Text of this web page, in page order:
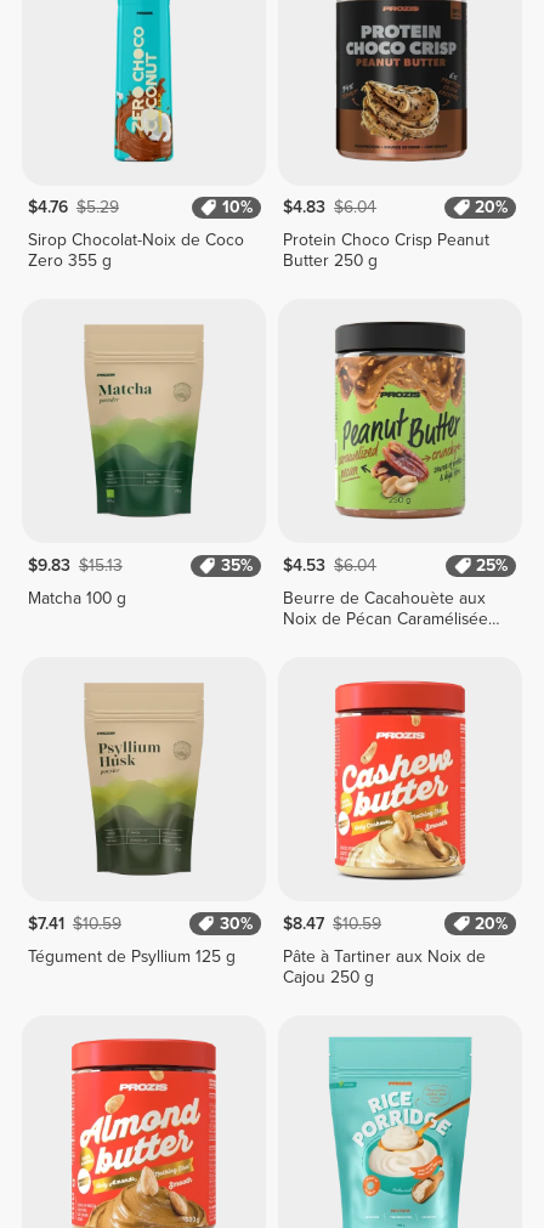
$4.76 $5.29
10%
Sirop Chocolat-Noix de Coco
Zero 355 g
$4.83 $6.04
20%
Protein Choco Crisp Peanut
Butter 250 g
$9.83 $15.13
35%
Matcha 100 g
$4.53 $6.04
25%
Beurre de Cacahouète aux
Noix de Pécan Caramélisées
$7.41 $10.59
30%
Tégument de Psyllium 125 g
$8.47 $10.59
20%
Pâte à Tartiner aux Noix de
Cajou 250 g